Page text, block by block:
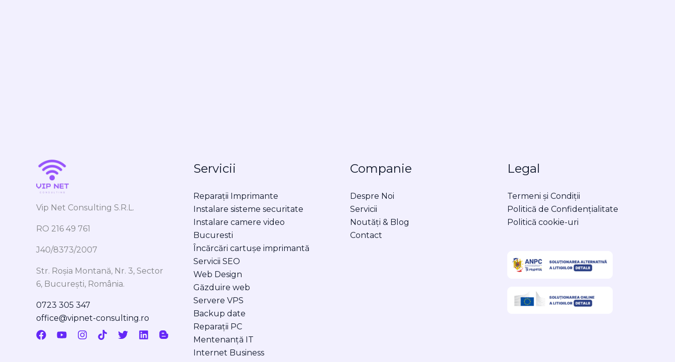
Vip Net Consulting S.R.L.
RO 216 49 761
J40/8373/2007
Str. Roșia Montană, Nr. 3, Sector
6, București, România.
0723 305 347
office@vipnet-consulting.ro
Servicii
Reparații Imprimante
Instalare sisteme securitate
Instalare camere video
Bucuresti
Încărcări cartușe imprimantă
Servicii SEO
Web Design
Găzduire web
Servere VPS
Backup date
Reparații PC
Mentenanță IT
Internet Business
Companie
Despre Noi
Servicii
Noutăți & Blog
Contact
Legal
Termeni și Condiții
Politică de Confidențialitate
Politică cookie-uri